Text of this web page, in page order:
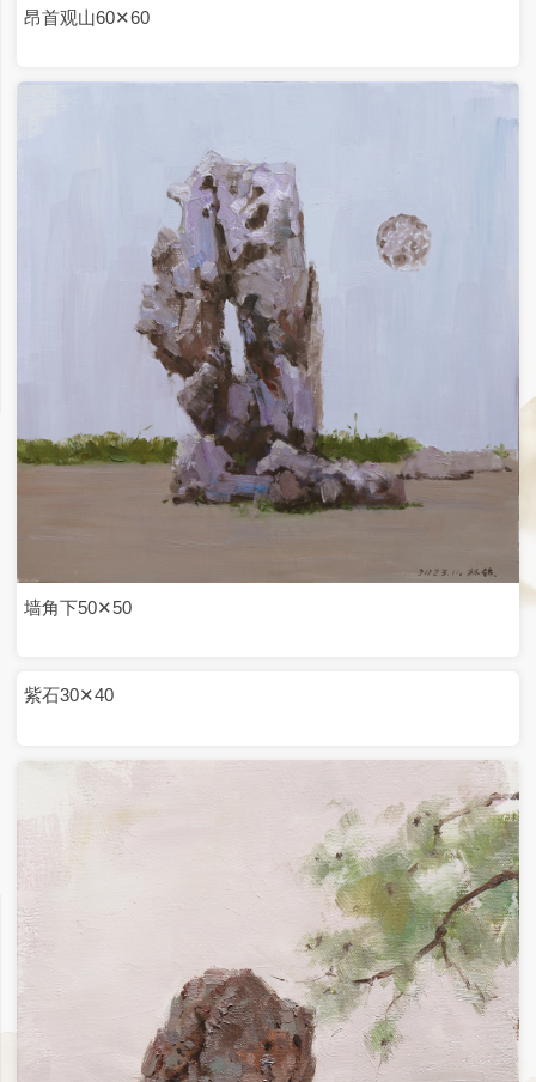
正在加载...
油画·竹石系列
石竹斋50✕50
独石图50✕50